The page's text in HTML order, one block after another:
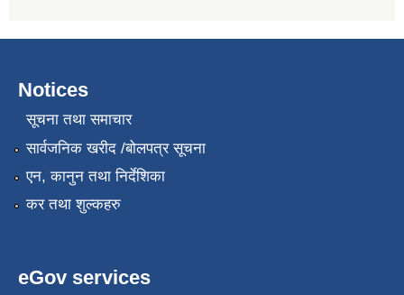
Notices
सूचना तथा समाचार
सार्वजनिक खरीद /बोलपत्र सूचना
एन, कानुन तथा निर्देशिका
कर तथा शुल्कहरु
eGov services